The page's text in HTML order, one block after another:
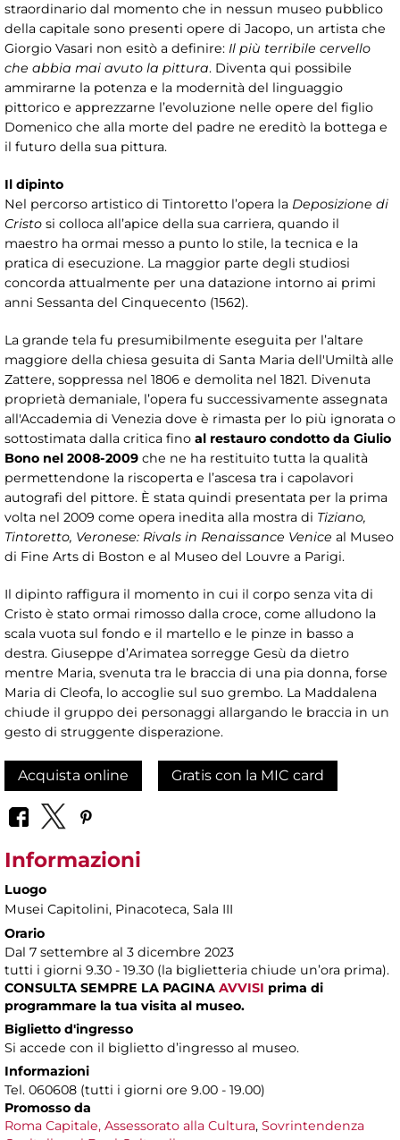
straordinario dal momento che in nessun museo pubblico
della capitale sono presenti opere di Jacopo, un artista che
Giorgio Vasari non esitò a definire: Il più terribile cervello
che abbia mai avuto la pittura. Diventa qui possibile
ammirarne la potenza e la modernità del linguaggio
pittorico e apprezzarne l’evoluzione nelle opere del figlio
Domenico che alla morte del padre ne ereditò la bottega e
il futuro della sua pittura.
Il dipinto
Nel percorso artistico di Tintoretto l’opera la Deposizione di
Cristo si colloca all’apice della sua carriera, quando il
maestro ha ormai messo a punto lo stile, la tecnica e la
pratica di esecuzione. La maggior parte degli studiosi
concorda attualmente per una datazione intorno ai primi
anni Sessanta del Cinquecento (1562).
La grande tela fu presumibilmente eseguita per l’altare
maggiore della chiesa gesuita di Santa Maria dell'Umiltà alle
Zattere, soppressa nel 1806 e demolita nel 1821. Divenuta
proprietà demaniale, l’opera fu successivamente assegnata
all'Accademia di Venezia dove è rimasta per lo più ignorata o
sottostimata dalla critica fino al restauro condotto da Giulio
Bono nel 2008-2009 che ne ha restituito tutta la qualità
permettendone la riscoperta e l’ascesa tra i capolavori
autografi del pittore. È stata quindi presentata per la prima
volta nel 2009 come opera inedita alla mostra di Tiziano,
Tintoretto, Veronese: Rivals in Renaissance Venice al Museo
di Fine Arts di Boston e al Museo del Louvre a Parigi.
Il dipinto raffigura il momento in cui il corpo senza vita di
Cristo è stato ormai rimosso dalla croce, come alludono la
scala vuota sul fondo e il martello e le pinze in basso a
destra. Giuseppe d’Arimatea sorregge Gesù da dietro
mentre Maria, svenuta tra le braccia di una pia donna, forse
Maria di Cleofa, lo accoglie sul suo grembo. La Maddalena
chiude il gruppo dei personaggi allargando le braccia in un
gesto di struggente disperazione.
Acquista online Gratis con la MIC card
Informazioni
Luogo
Musei Capitolini, Pinacoteca, Sala III
Orario
Dal 7 settembre al 3 dicembre 2023
tutti i giorni 9.30 - 19.30 (la biglietteria chiude un’ora prima).
CONSULTA SEMPRE LA PAGINA AVVISI prima di
programmare la tua visita al museo.
Biglietto d'ingresso
Si accede con il biglietto d’ingresso al museo.
Informazioni
Tel. 060608 (tutti i giorni ore 9.00 - 19.00)
Promosso da
Roma Capitale, Assessorato alla Cultura, Sovrintendenza